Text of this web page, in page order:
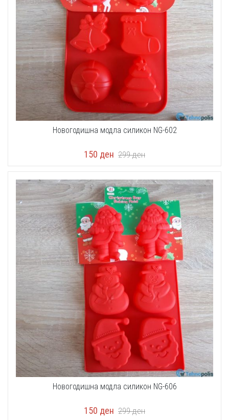
Новогодишна модла силикон NG-602
150 ден 299ден
Новогодишна модла силикон NG-606
150 ден 299ден